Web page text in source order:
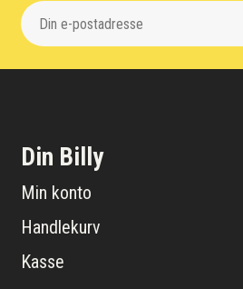
Din Billy
Min konto
Handlekurv
Kasse